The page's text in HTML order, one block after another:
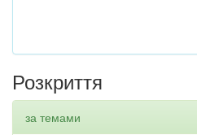
Розкриття
за темами